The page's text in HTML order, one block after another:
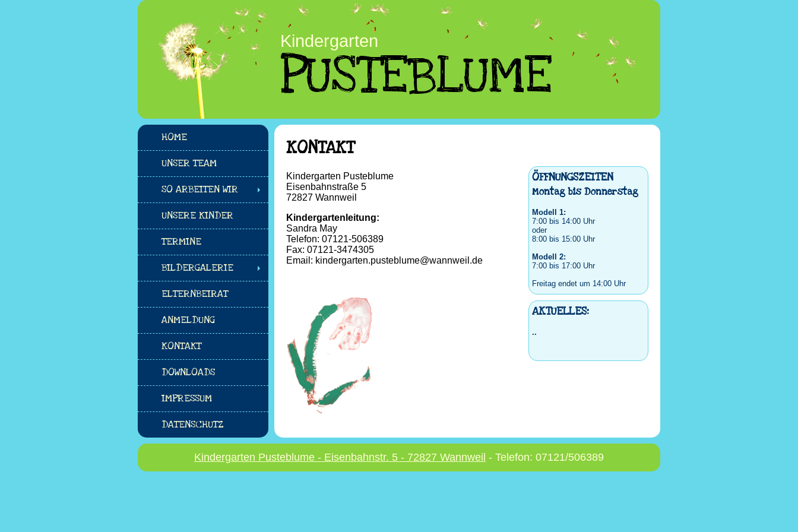
Kindergarten
PUSTEBLUME
HOME
UNSER TEAM
SO ARBEITEN WIR
UNSERE KINDER
TERMINE
BILDERGALERIE
ELTERNBEIRAT
ANMELDUNG
KONTAKT
DOWNLOADS
IMPRESSUM
DATENSCHUTZ
ÖFFNUNGSZEITEN
Montag bis Donnerstag
Modell 1:
7:00 bis 14:00 Uhr
oder
8:00 bis 15:00 Uhr
Modell 2:
7:00 bis 17:00 Uhr
Freitag endet um 14:00 Uhr
AKTUELLES:
..
KONTAKT
Kindergarten Pusteblume
Eisenbahnstraße 5
72827 Wannweil
Kindergartenleitung:
Sandra May
Telefon: 07121-506389
Fax: 07121-3474305
Email: kindergarten.pusteblume@wannweil.de
Kindergarten Pusteblume - Eisenbahnstr. 5 - 72827 Wannweil - Telefon: 07121/506389